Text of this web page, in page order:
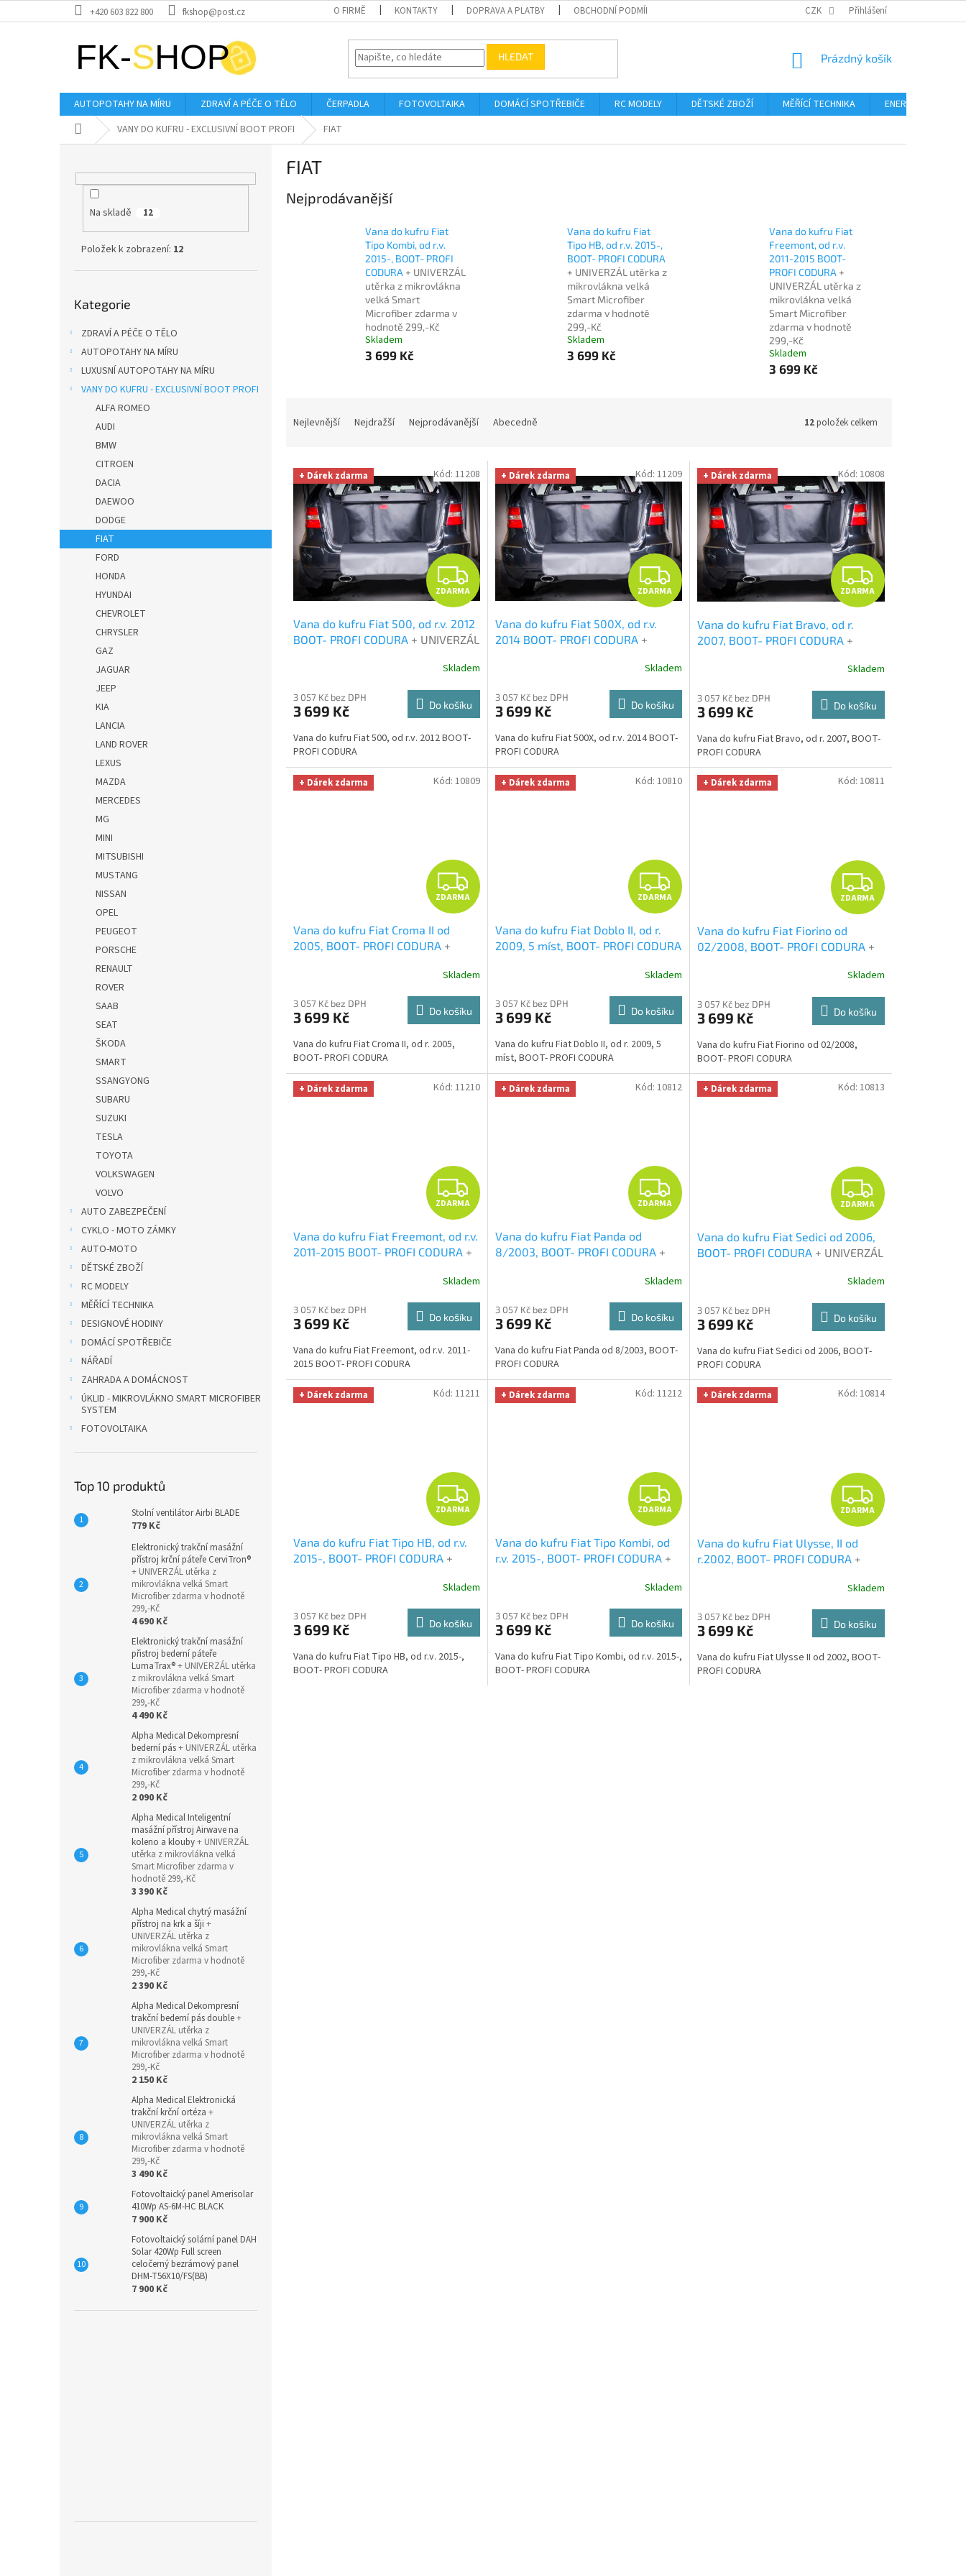
na
+420 603 822 800 fkshop@post.cz O FIRMĚ KONTAKTY DOPRAVA A PLATBY OBCHODNÍ PODMÍNKY PODMÍNKY OCHRANY OSOBNÍCH ÚDAJŮ FORMULÁŘ
CZK Přihlášení
HLEDAT
NÁKUPNÍ
Prázdný košík
AUTOPOTAHY NA MÍRU ZDRAVÍ A PÉČE O TĚLO ČERPADLA FOTOVOLTAIKA DOMÁCÍ SPOTŘEBIČE RC MODELY DĚTSKÉ ZBOŽÍ MĚŘÍCÍ TECHNIKA ENERGIE
Domů VANY DO KUFRU - EXCLUSIVNÍ BOOT PROFI FIAT
Na skladě 12
Položek k zobrazení: 12
kategorie
Kategorie
ZDRAVÍ A PÉČE O TĚLO
AUTOPOTAHY NA MÍRU
LUXUSNÍ AUTOPOTAHY NA MÍRU
VANY DO KUFRU - EXCLUSIVNÍ BOOT PROFI
ALFA ROMEO
AUDI
BMW
CITROEN
DACIA
DAEWOO
DODGE
FIAT
FORD
HONDA
HYUNDAI
CHEVROLET
CHRYSLER
GAZ
JAGUAR
JEEP
KIA
LANCIA
LAND ROVER
LEXUS
MAZDA
MERCEDES
MG
MINI
MITSUBISHI
MUSTANG
NISSAN
OPEL
PEUGEOT
PORSCHE
RENAULT
ROVER
SAAB
SEAT
ŠKODA
SMART
SSANGYONG
SUBARU
SUZUKI
TESLA
TOYOTA
VOLKSWAGEN
VOLVO
AUTO ZABEZPEČENÍ
CYKLO - MOTO ZÁMKY
AUTO-MOTO
DĚTSKÉ ZBOŽÍ
RC MODELY
MĚŘÍCÍ TECHNIKA
DESIGNOVÉ HODINY
DOMÁCÍ SPOTŘEBIČE
NÁŘADÍ
ZAHRADA A DOMÁCNOST
ÚKLID - MIKROVLÁKNO SMART MICROFIBER
SYSTEM
FOTOVOLTAIKA
Top 10 produktů
Stolní ventilátor Airbi BLADE
779 Kč
Elektronický trakční masážní
přístroj krční páteře CerviTron®
+ UNIVERZÁL utěrka z
mikrovlákna velká Smart
Microfiber zdarma v hodnotě
299,-Kč
4 690 Kč
Elektronický trakční masážní
přistroj bederní páteře
LumaTrax®+ UNIVERZÁL utěrka
z mikrovlákna velká Smart
Microfiber zdarma v hodnotě
299,-Kč
4 490 Kč
Alpha Medical Dekompresní
bederní pás+ UNIVERZÁL utěrka
z mikrovlákna velká Smart
Microfiber zdarma v hodnotě
299,-Kč
2 090 Kč
Alpha Medical Inteligentní
masážní přístroj Airwave na
koleno a klouby+ UNIVERZÁL
utěrka z mikrovlákna velká
Smart Microfiber zdarma v
hodnotě 299,-Kč
3 390 Kč
Alpha Medical chytrý masážní
přístroj na krk a šíji +
UNIVERZÁL utěrka z
mikrovlákna velká Smart
Microfiber zdarma v hodnotě
299,-Kč
2 390 Kč
Alpha Medical Dekompresní
trakční bederní pás double+
UNIVERZÁL utěrka z
mikrovlákna velká Smart
Microfiber zdarma v hodnotě
299,-Kč
2 150 Kč
Alpha Medical Elektronická
trakční krční ortéza +
UNIVERZÁL utěrka z
mikrovlákna velká Smart
Microfiber zdarma v hodnotě
299,-Kč
3 490 Kč
Fotovoltaický panel Amerisolar
410Wp AS-6M-HC BLACK
7 900 Kč
Fotovoltaický solární panel DAH
Solar 420Wp Full screen
celočerný bezrámový panel
DHM-T56X10/FS(BB)
7 900 Kč
FIAT
Nejprodávanější
Vana do kufru Fiat
Tipo Kombi, od r.v.
2015-, BOOT- PROFI
CODURA + UNIVERZÁL
utěrka z mikrovlákna
velká Smart
Microfiber zdarma v
hodnotě 299,-Kč
Skladem
3 699 Kč
Vana do kufru Fiat
Tipo HB, od r.v. 2015-,
BOOT- PROFI CODURA
+ UNIVERZÁL utěrka z
mikrovlákna velká
Smart Microfiber
zdarma v hodnotě
299,-Kč
Skladem
3 699 Kč
Vana do kufru Fiat
Freemont, od r.v.
2011-2015 BOOT-
PROFI CODURA +
UNIVERZÁL utěrka z
mikrovlákna velká
Smart Microfiber
zdarma v hodnotě
299,-Kč
Skladem
3 699 Kč
n
Nejlevnější Nejdražší Nejprodávanější Abecedně 12položek celkem
V + Dárek zdarma
Z
D
A
R
M
A
ZDARMA
Vana do kufru Fiat 500, od r.v. 2012
BOOT- PROFI CODURA + UNIVERZÁL
Microfiber zdarma v hodnotě 299,-
Skladem
3 057 Kč bez DPH
3 699 Kč Do košíku
Vana do kufru Fiat 500, od r.v. 2012 BOOT-
PROFI CODURA
Kód: 11208 + Dárek zdarma
Z
D
R
M
A
ZDARMA
Vana do kufru Fiat 500X, od r.v.
2014 BOOT- PROFI CODURA +
velká Smart Microfiber zdarma v
Skladem
3 057 Kč bez DPH
3 699 Kč Do košíku
Vana do kufru Fiat 500X, od r.v. 2014 BOOT-
PROFI CODURA
Kód: 11209 + Dárek zdarma
Z
D
R
M
A
ZDARMA
Vana do kufru Fiat Bravo, od r.
2007, BOOT- PROFI CODURA +
velká Smart Microfiber zdarma v
Skladem
3 057 Kč bez DPH
3 699 Kč Do košíku
Vana do kufru Fiat Bravo, od r. 2007, BOOT-
PROFI CODURA
Kód: 10808
+ Dárek zdarma
Z
D
R
M
A
ZDARMA
Vana do kufru Fiat Croma II od
2005, BOOT- PROFI CODURA +
velká Smart Microfiber zdarma v
Skladem
3 057 Kč bez DPH
3 699 Kč Do košíku
Vana do kufru Fiat Croma II, od r. 2005,
BOOT- PROFI CODURA
Kód: 10809 + Dárek zdarma
Z
D
A
R
M
A
ZDARMA
Vana do kufru Fiat Doblo II, od r.
2009, 5 míst, BOOT- PROFI CODURA
velká Smart Microfiber zdarma v
Skladem
3 057 Kč bez DPH
3 699 Kč Do košíku
Vana do kufru Fiat Doblo II, od r. 2009, 5
míst, BOOT- PROFI CODURA
Kód: 10810 + Dárek zdarma
Z
D
A
R
M
A
ZDARMA
Vana do kufru Fiat Fiorino od
02/2008, BOOT- PROFI CODURA +
velká Smart Microfiber zdarma v
Skladem
3 057 Kč bez DPH
3 699 Kč Do košíku
Vana do kufru Fiat Fiorino od 02/2008,
BOOT- PROFI CODURA
Kód: 10811
+ Dárek zdarma
Z
D
A
R
M
A
ZDARMA
Vana do kufru Fiat Freemont, od r.v.
2011-2015 BOOT- PROFI CODURA +
velká Smart Microfiber zdarma v
Skladem
3 057 Kč bez DPH
3 699 Kč Do košíku
Vana do kufru Fiat Freemont, od r.v. 2011-
2015 BOOT- PROFI CODURA
Kód: 11210 + Dárek zdarma
Z
D
R
M
A
ZDARMA
Vana do kufru Fiat Panda od
8/2003, BOOT- PROFI CODURA +
velká Smart Microfiber zdarma v
Skladem
3 057 Kč bez DPH
3 699 Kč Do košíku
Vana do kufru Fiat Panda od 8/2003, BOOT-
PROFI CODURA
Kód: 10812 + Dárek zdarma
Z
D
A
R
M
A
ZDARMA
Vana do kufru Fiat Sedici od 2006,
BOOT- PROFI CODURA + UNIVERZÁL
Microfiber zdarma v hodnotě 299,-
Skladem
3 057 Kč bez DPH
3 699 Kč Do košíku
Vana do kufru Fiat Sedici od 2006, BOOT-
PROFI CODURA
Kód: 10813
+ Dárek zdarma
Z
D
R
M
A
ZDARMA
Vana do kufru Fiat Tipo HB, od r.v.
2015-, BOOT- PROFI CODURA +
velká Smart Microfiber zdarma v
Skladem
3 057 Kč bez DPH
3 699 Kč Do košíku
Vana do kufru Fiat Tipo HB, od r.v. 2015-,
BOOT- PROFI CODURA
Kód: 11211 + Dárek zdarma
Z
D
A
R
M
A
ZDARMA
Vana do kufru Fiat Tipo Kombi, od
r.v. 2015-, BOOT- PROFI CODURA +
velká Smart Microfiber zdarma v
Skladem
3 057 Kč bez DPH
3 699 Kč Do košíku
Vana do kufru Fiat Tipo Kombi, od r.v. 2015-,
BOOT- PROFI CODURA
Kód: 11212 + Dárek zdarma
Z
D
R
M
A
ZDARMA
Vana do kufru Fiat Ulysse, II od
r.2002, BOOT- PROFI CODURA +
velká Smart Microfiber zdarma v
Skladem
3 057 Kč bez DPH
3 699 Kč Do košíku
Vana do kufru Fiat Ulysse II od 2002, BOOT-
PROFI CODURA
Kód: 10814